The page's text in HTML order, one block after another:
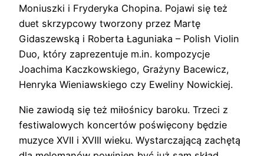
Moniuszki i Fryderyka Chopina. Pojawi się też
duet skrzypcowy tworzony przez Martę
Gidaszewską i Roberta Łaguniaka – Polish Violin
Duo, który zaprezentuje m.in. kompozycje
Joachima Kaczkowskiego, Grażyny Bacewicz,
Henryka Wieniawskiego czy Eweliny Nowickiej.
Nie zawiodą się też miłośnicy baroku. Trzeci z
festiwalowych koncertów poświęcony będzie
muzyce XVII i XVIII wieku. Wystarczającą zachętą